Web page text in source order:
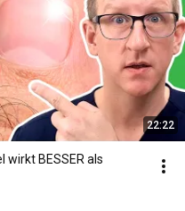
22:22
wirkt BESSER als